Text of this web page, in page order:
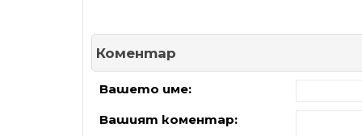
Коментар
Вашето име:
Вашият коментар: